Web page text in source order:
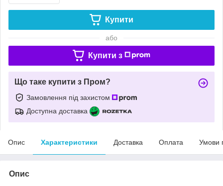
Купити
або
Купити з
Що таке купити з Пром?
Замовлення під захистом
Доступна доставка
Опис Характеристики Доставка Оплата Умови
Опис